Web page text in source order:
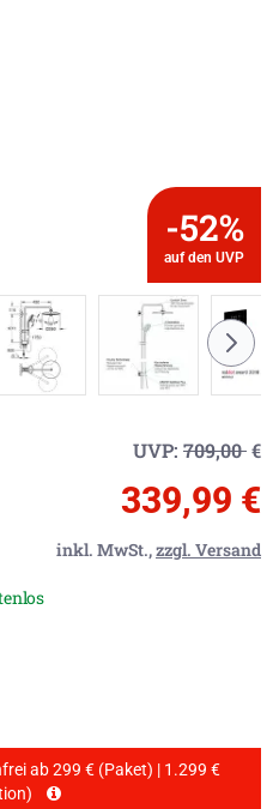
-52%
auf den UVP
UVP: 709,00€
339,99 €
inkl. MwSt.,zzgl. Versand
ab 299 € (Paket) | 1.299 €